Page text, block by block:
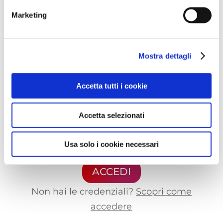
Marketing
Mostra dettagli
Accetta tutti i cookie
Accetta selezionati
Usa solo i cookie necessari
già in possesso delle credenziali oppure
clicca quiper scoprire come accedere.
ACCEDI
Non hai le credenziali? Scopri come
accedere